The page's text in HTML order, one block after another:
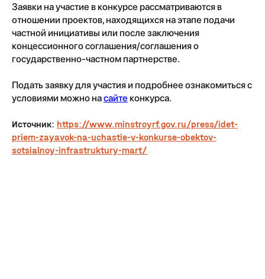
Заявки на участие в конкурсе рассматриваются в
отношении проектов, находящихся на этапе подачи
частной инициативы или после заключения
концессионного соглашения/соглашения о
государственно-частном партнерстве.
Подать заявку для участия и подробнее ознакомиться с
условиями можно насайте конкурса.
Источник: https://www.minstroyrf.gov.ru/press/idet-
priem-zayavok-na-uchastie-v-konkurse-obektov-
sotsialnoy-infrastruktury-mart/